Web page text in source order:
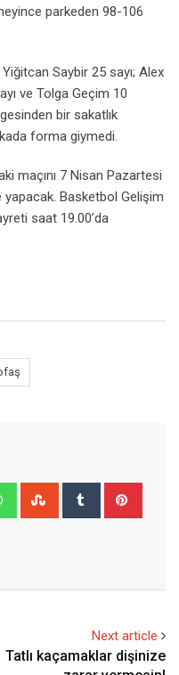
parkeden 98-106
Saybir 25 sayı; Alex
ve Tolga Geçim 10
bir sakatlık
forma giymedi.
maçını 7 Nisan Pazartesi
Basketbol Gelişim
saat 19.00’da
WhatsappStumbleUpon
Tumblr
Next article
Tatlı kaçamaklar dişinize